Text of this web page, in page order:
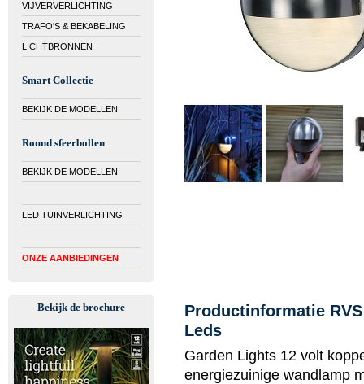
VIJVERVERLICHTING
TRAFO'S & BEKABELING
LICHTBRONNEN
Smart Collectie
BEKIJK DE MODELLEN
Round sfeerbollen
BEKIJK DE MODELLEN
LED TUINVERLICHTING
ONZE AANBIEDINGEN
Bekijk de brochure
Productinformatie
Leds
Garden Lights 12 volt
energiezuinige wandlamp